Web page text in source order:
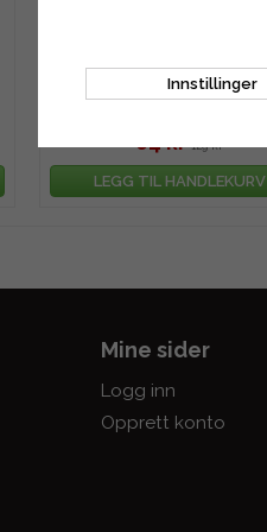
(5,5 mm)
64 kr 129 kr
LEGG TIL HANDLEKURV
Mine sider
Logg inn
Opprett konto
Innstillinger